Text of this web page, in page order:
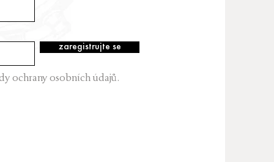
zaregistrujte se
ochrany osobních údajů.